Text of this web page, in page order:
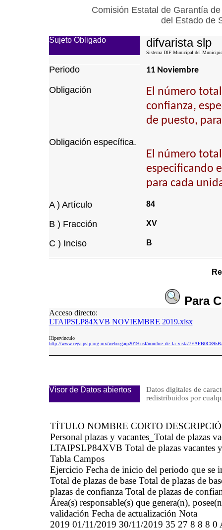
Comisión Estatal de Garantía
del Estado de
Sujeto Obligado difvarista slp
Sistema DIF Municipal del
Periodo 11 Noviembre
Obligación
El número
confianza,
de puesto,
Obligación específica.
El número
especificando
para cada
A ) Artículo 84
B ) Fracción XV
C ) Inciso B
Para
Acceso directo:
LTAIPSLP84XVB NOVIEMBRE 2019.xlsx
Hipervinculo
http://www.cegaipslp.org.mx/webcegaip2019.nsf/nombre_de_la_vista/
Visor de Datos abiertos
Datos digitales de
redistribuidos por
TÍTULO NOMBRE CORTO
Personal plazas y vacantes_Total de plazas
LTAIPSLP84XVB Total de plazas vacantes
Tabla Campos
Ejercicio Fecha de inicio del periodo que se
Total de plazas de base Total de plazas de
plazas de confianza Total de plazas de
Área(s) responsable(s) que genera(n),
validación Fecha de actualización Nota
2019 01/11/2019 30/11/2019 35 27 8 8 8